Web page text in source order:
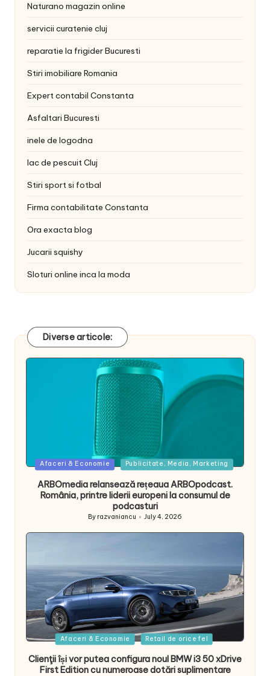
Naturano magazin online
servicii curatenie cluj
reparatie la frigider Bucuresti
Stiri imobiliare Romania
Expert contabil Constanta
Asfaltari Bucuresti
inele de logodna
lac de pescuit Cluj
Stiri sport si fotbal
Firma contabilitate Constanta
Ora exacta blog
Jucarii squishy
Sloturi online inca la moda
Diverse articole:
Posted
Afaceri & Economie Publicitate, Media, Marketing
ARBOmedia relansează rețeaua ARBOpodcast.
România, printre liderii europeni la consumul de
podcasturi
Posted
By razvaniancu July 4, 2026
Posted
Afaceri & Economie Retail de orice fel
Clienţii își vor putea configura noul BMW i3 50 xDrive
First Edition cu numeroase dotări suplimentare